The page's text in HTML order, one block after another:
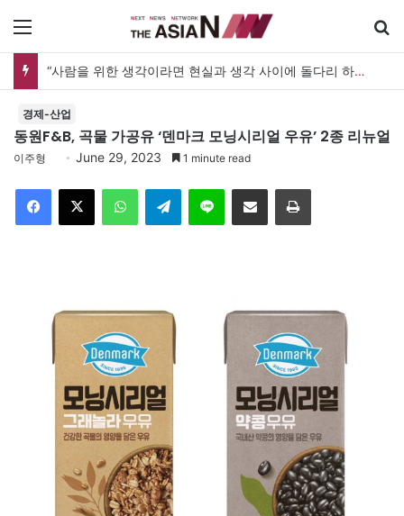
“사람을 위한 생각이라면 현실과 생각 사이에 돌다리 하나는 놓아야 하지 않을까”
경제-산업
동원F&B, 곡물 가공유 ‘덴마크 모닝시리얼 우유’ 2종 리뉴얼
이주형 June 29, 2023 1 minute read
Telegram 이메일